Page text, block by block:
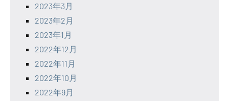
2023年3月
2023年2月
2023年1月
2022年12月
2022年11月
2022年10月
2022年9月